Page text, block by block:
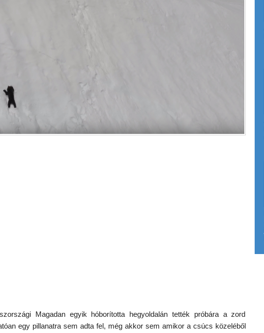
Magadan egyik hóborította hegyoldalán tették próbára a zord
egy pillanatra sem adta fel, még akkor sem amikor a csúcs közeléből